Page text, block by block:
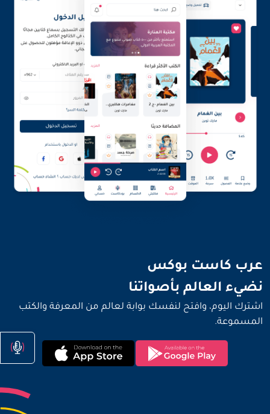
عرب كاست بوكس
نضيء العالم بأصواتنا
اشترك اليوم، وافتح لنفسك بوابة لعالم من المعرفة والكتب
المسموعة.